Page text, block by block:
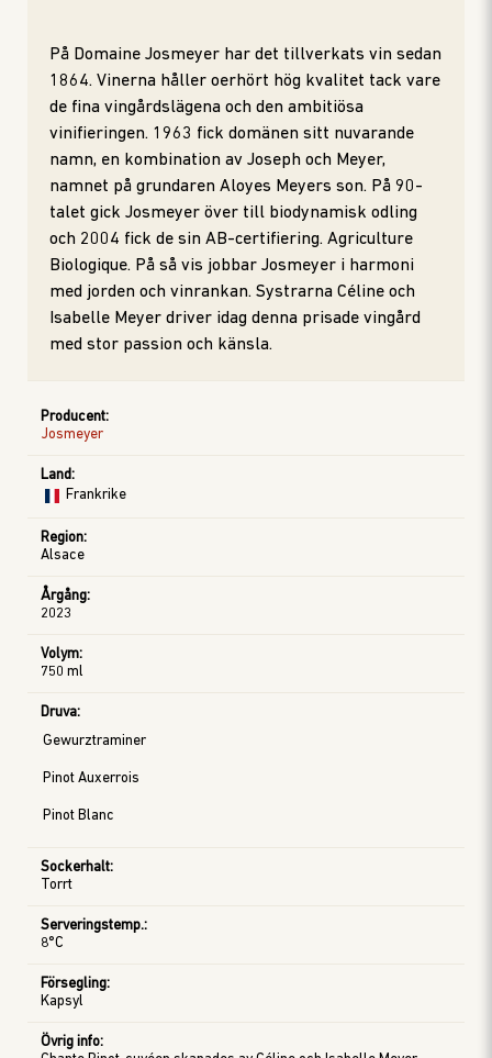
På Domaine Josmeyer har det tillverkats vin sedan
1864. Vinerna håller oerhört hög kvalitet tack vare
de fina vingårdslägena och den ambitiösa
vinifieringen. 1963 fick domänen sitt nuvarande
namn, en kombination av Joseph och Meyer,
namnet på grundaren Aloyes Meyers son. På 90-
talet gick Josmeyer över till biodynamisk odling
och 2004 fick de sin AB-certifiering. Agriculture
Biologique. På så vis jobbar Josmeyer i harmoni
med jorden och vinrankan. Systrarna Céline och
Isabelle Meyer driver idag denna prisade vingård
med stor passion och känsla.
Producent:
Josmeyer
Land:
Frankrike
Region:
Alsace
Årgång:
2023
Volym:
750 ml
Druva:
Gewurztraminer
Pinot Auxerrois
Pinot Blanc
Sockerhalt:
Torrt
Serveringstemp.:
8°C
Försegling:
Kapsyl
Övrig info: